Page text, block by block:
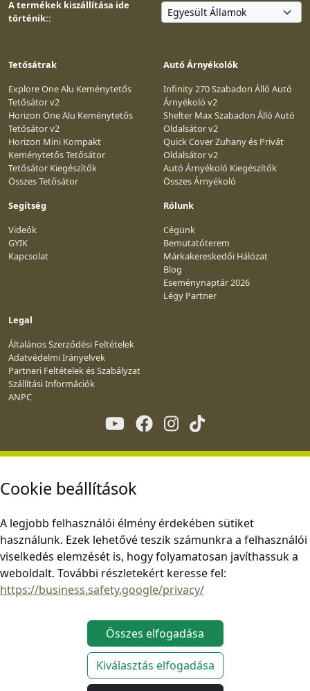
Cookie beállítások
A legjobb felhasználói élmény érdekében sütiket
használunk. Ezek lehetővé teszik számunkra a felhasználói
viselkedés elemzését is, hogy folyamatosan javíthassuk a
weboldalt. További részletekért keresse fel:
https://business.safety.google/privacy/
Összes elfogadása
Kiválasztás elfogadása
A termékek kiszállítása ide
történik::
Tetősátrak
Explore One Alu Keménytetős
Tetősátor v2
Horizon One Alu Keménytetős
Tetősátor v2
Horizon Mini Kompakt
Keménytetős Tetősátor
Tetősátor Kiegészítők
Összes Tetősátor
Autó Árnyékolók
Infinity 270 Szabadon Álló Autó
Árnyékoló v2
Shelter Max Szabadon Álló Autó
Oldalsátor v2
Quick Cover Zuhany és Privát
Oldalsátor v2
Autó Árnyékoló Kiegészítők
Összes Árnyékoló
Segítség
Videók
GYIK
Kapcsolat
Rólunk
Cégünk
Bemutatóterem
Márkakereskedői Hálózat
Blog
Eseménynaptár 2026
Légy Partner
Legal
Általános Szerződési Feltételek
Adatvédelmi Irányelvek
Partneri Feltételek és Szabályzat
Szállítási Információk
ANPC
Ez az oldal az alkalmazandó uniós jogszabályoknak megfelelően működik.